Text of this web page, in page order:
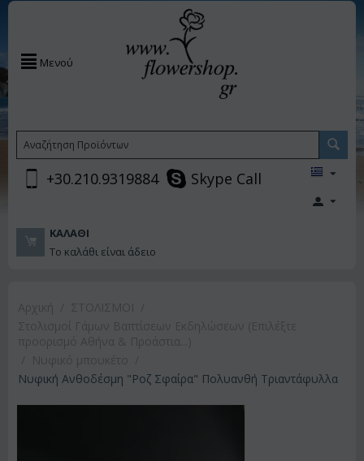
Μενού
+30.210.9319884 Skype Call
ΚΑΛΆΘΙ
Το καλάθι είναι άδειο
Νυφική Ανθοδέσμη "Ροζ Σφαίρα" Πολυανθή Τριαντάφυλλα